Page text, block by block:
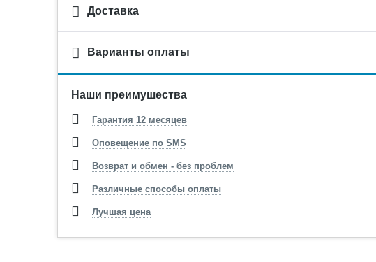
Доставка
Варианты оплаты
Наши преимушества
Гарантия 12 месяцев
Оповещение по SMS
Возврат и обмен - без проблем
Различные способы оплаты
Лучшая цена